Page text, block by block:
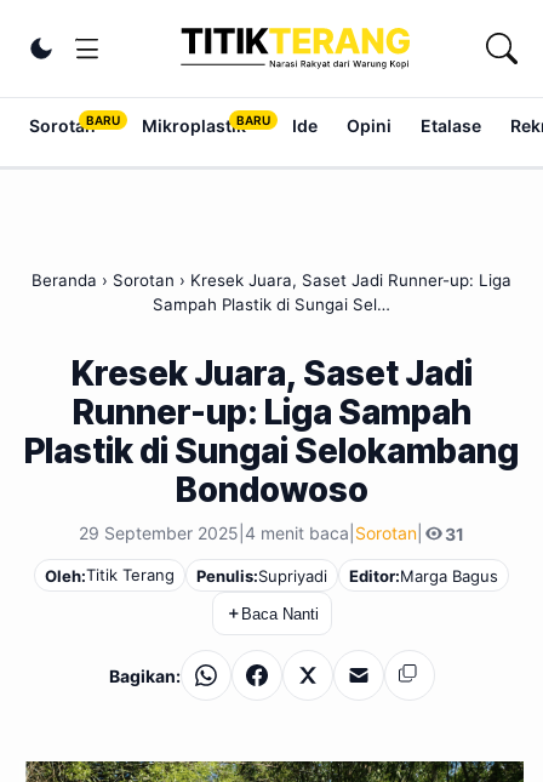
Ubah tema
Sorotan Mikroplastik Ide Opini Etalase
Beranda › Sorotan › Kresek Juara, Saset Jadi Runner-up: Liga
Sampah Plastik di Sungai Sel…
Kresek Juara, Saset Jadi
Runner-up: Liga Sampah
Plastik di Sungai Selokambang
Bondowoso
29 September 2025 4 menit baca Sorotan 31
Oleh:Titik Terang Penulis:Supriyadi Editor:Marga Bagus
＋ Baca Nanti
Bagikan: WhatsAppFacebook
X EmailSalin